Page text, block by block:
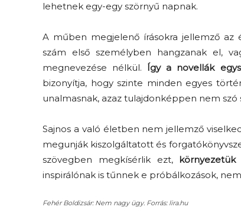
lehetnek egy-egy szörnyű napnak.
A műben megjelenő írásokra jellemző az
szám első személyben hangzanak el,
megnevezése nélkül. Így a novellák
bizonyítja, hogy szinte minden egyes
unalmasnak, azaz tulajdonképpen nem szó
Sajnos a való életben nem jellemző
megunják kiszolgáltatott és
szövegben megkísérlik ezt,
inspirálónak is tűnnek e próbálkozások,
Fehér Boldizsár: Nem nagy ügy. Forrás: lira.hu